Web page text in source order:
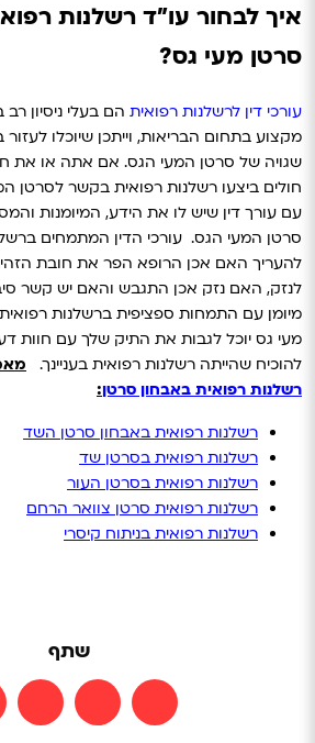
איך לבחור עו"ד רשלנות
סרטן מעי גס?
עורכי דין לרשלנות רפואית הם בעלי ניסיון
מקצוע בתחום הבריאות, וייתכן שיוכלו
שגויה של סרטן המעי הגס. אם אתה או את
חולים ביצעו רשלנות רפואית בקשר לסרטן
עם עורך דין שיש לו את הידע, המיומנות
סרטן המעי הגס. עורכי הדין המתמחים
להעריך האם אכן הרופא הפר את חובת
לנזק, האם נזק אכן התגבש והאם יש קשר
מיומן עם התמחות ספציפית ברשלנות
מעי גס יוכל לגבות את התיק שלך עם חוות
להוכיח שהייתה רשלנות רפואית בעניינך.
רשלנות רפואית באבחון סרטן:
רשלנות רפואית באבחון סרטן השד
רשלנות רפואית בסרטן שד
רשלנות רפואית בסרטן העור
רשלנות רפואית סרטן צוואר הרחם
רשלנות רפואית בניתוח קיסרי
שתף